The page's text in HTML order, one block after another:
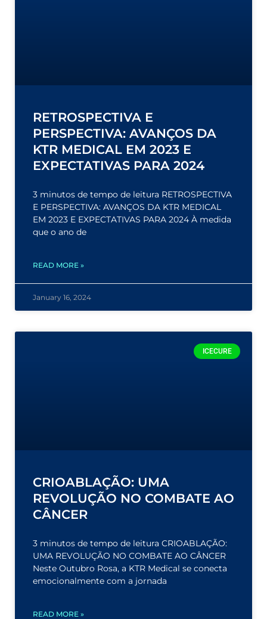
RETROSPECTIVA E
PERSPECTIVA: AVANÇOS DA
KTR MEDICAL EM 2023 E
EXPECTATIVAS PARA 2024
3 minutos de tempo de leitura RETROSPECTIVA
E PERSPECTIVA: AVANÇOS DA KTR MEDICAL
EM 2023 E EXPECTATIVAS PARA 2024 À medida
que o ano de
READ MORE »
January 16, 2024
ICECURE
CRIOABLAÇÃO: UMA
REVOLUÇÃO NO COMBATE AO
CÂNCER
3 minutos de tempo de leitura CRIOABLAÇÃO:
UMA REVOLUÇÃO NO COMBATE AO CÂNCER
Neste Outubro Rosa, a KTR Medical se conecta
emocionalmente com a jornada
READ MORE »